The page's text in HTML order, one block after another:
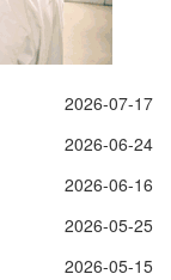
2026-07-17
2026-06-24
2026-06-16
2026-05-25
2026-05-15